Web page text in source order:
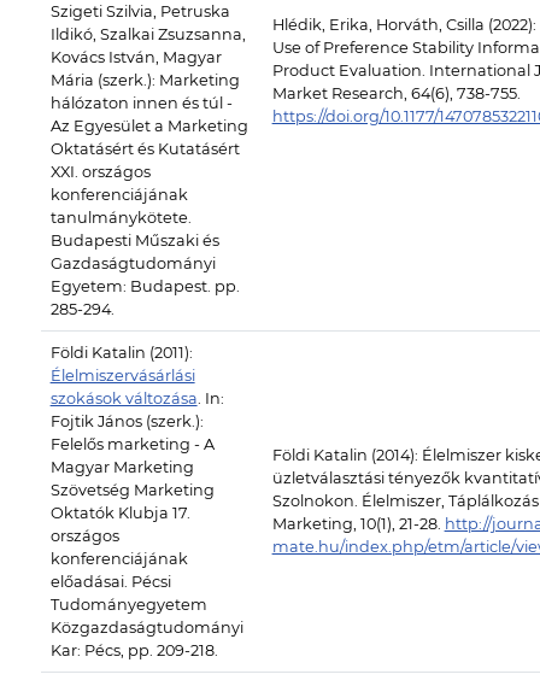
Szigeti Szilvia, Petruska
Ildikó, Szalkai Zsuzsanna,
Kovács István, Magyar
Mária (szerk.): Marketing
hálózaton innen és túl -
Az Egyesület a Marketing
Oktatásért és Kutatásért
XXI. országos
konferenciájának
tanulmánykötete.
Budapesti Műszaki és
Gazdaságtudományi
Egyetem: Budapest. pp.
285-294.
Hlédik, Erika, Horváth, Csilla
Use of Preference Stability
Product Evaluation. International
Market Research, 64(6), 738-755.
https://doi.org/10.1177/
Földi Katalin (2011):
Élelmiszervásárlási
szokások változása. In:
Fojtik János (szerk.):
Felelős marketing - A
Magyar Marketing
Szövetség Marketing
Oktatók Klubja 17.
országos
konferenciájának
előadásai. Pécsi
Tudományegyetem
Közgazdaságtudományi
Kar: Pécs, pp. 209-218.
Földi Katalin (2014): Élelmiszer
üzletválasztási tényezők
Szolnokon. Élelmiszer, Táplálkozás
Marketing, 10(1), 21-28. http://
mate.hu/index.php/etm/article/